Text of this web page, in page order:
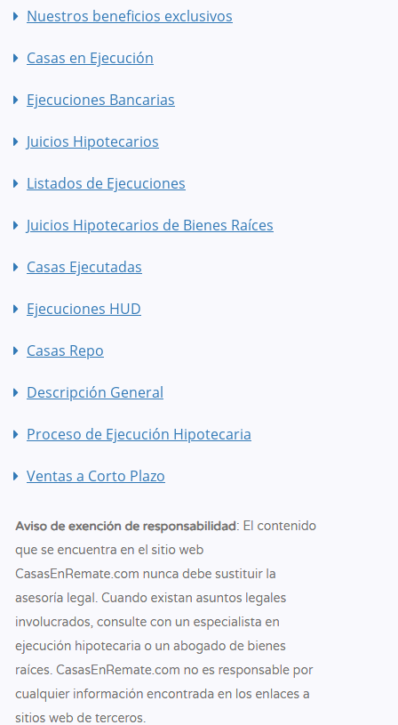
Nuestros beneficios exclusivos
Casas en Ejecución
Ejecuciones Bancarias
Juicios Hipotecarios
Listados de Ejecuciones
Juicios Hipotecarios de Bienes Raíces
Casas Ejecutadas
Ejecuciones HUD
Casas Repo
Descripción General
Proceso de Ejecución Hipotecaria
Ventas a Corto Plazo